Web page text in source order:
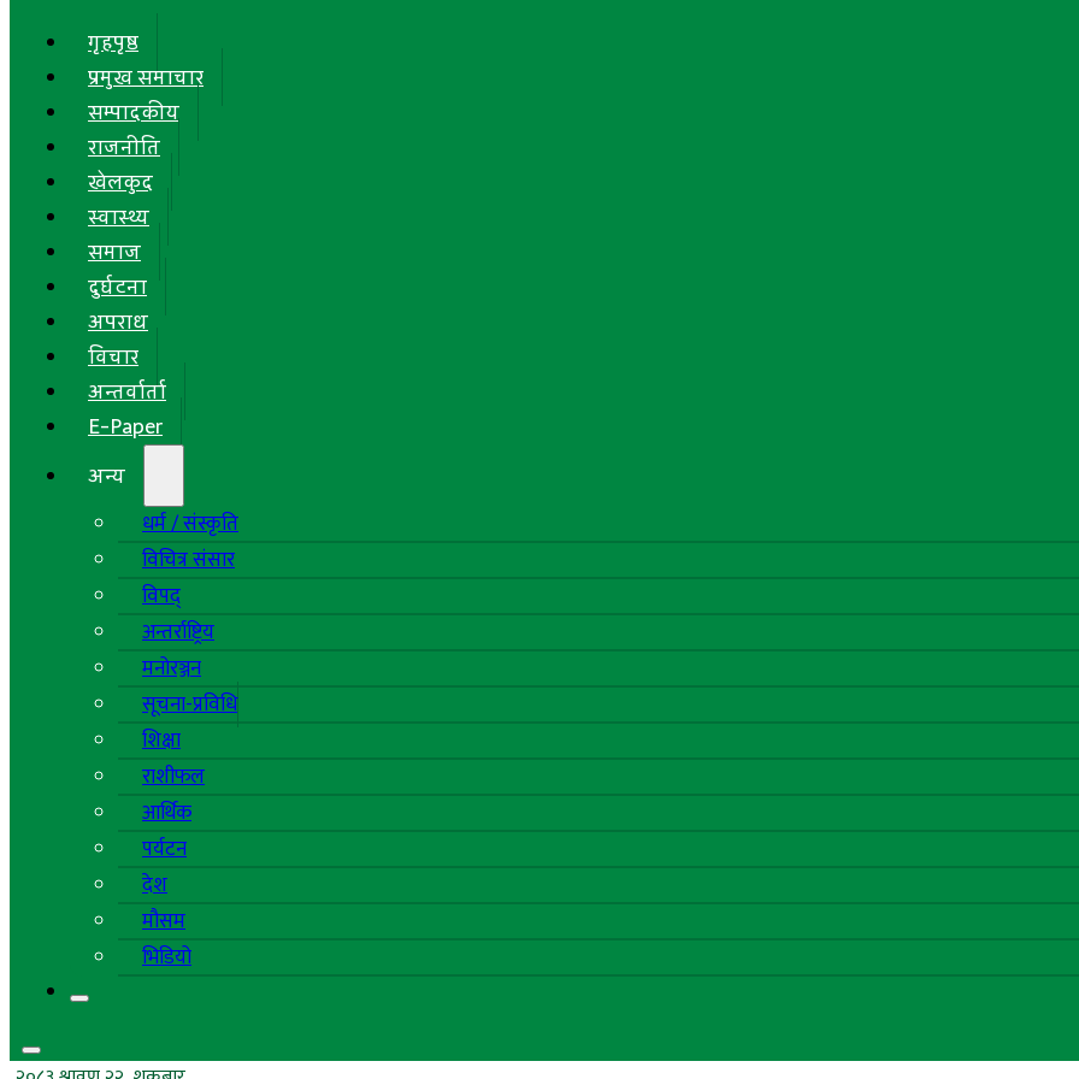
गृहपृष्ठ
प्रमुख समाचार
सम्पादकीय
राजनीति
खेलकुद
स्वास्थ्य
समाज
दुर्घटना
अपराध
विचार
अन्तर्वार्ता
E-Paper
अन्य
धर्म / संस्कृति
विचित्र संसार
विपद्
अन्तर्राष्ट्रिय
मनोरञ्जन
सूचना-प्रविधि
शिक्षा
राशीफल
आर्थिक
पर्यटन
देश
मौसम
भिडियो